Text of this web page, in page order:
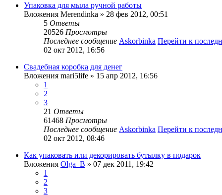
Упаковка для мыла ручной работы
Вложения Merendinka » 28 фев 2012, 00:51
5 Ответы
20526 Просмотры
Последнее сообщение Askorbinka Перейти к
02 окт 2012, 16:56
Свадебная коробка для денег
Вложения mari5life » 15 апр 2012, 16:56
1
2
3
21 Ответы
61468 Просмотры
Последнее сообщение Askorbinka Перейти к
02 окт 2012, 08:46
Как упаковать или декорировать бутылку в подарок
Вложения Olga_B » 07 дек 2011, 19:42
1
2
3